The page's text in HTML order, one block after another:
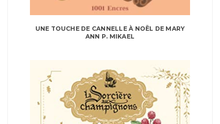
UNE TOUCHE DE CANNELLE À NOËL DE MARY
ANN P. MIKAEL